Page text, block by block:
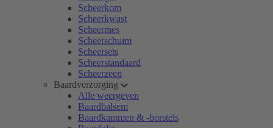
Scheerkom
Scheerkwast
Scheermes
Scheerschuim
Scheersets
Scheerstandaard
Scheerzeep
Baardverzorging
Alle weergeven
Baardbalsem
Baardkammen & -borstels